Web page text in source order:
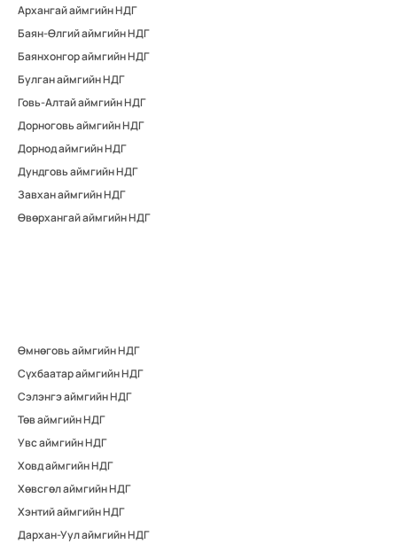
Архангай аймгийн НДГ
Баян-Өлгий аймгийн НДГ
Баянхонгор аймгийн НДГ
Булган аймгийн НДГ
Говь-Алтай аймгийн НДГ
Дорноговь аймгийн НДГ
Дорнод аймгийн НДГ
Дундговь аймгийн НДГ
Завхан аймгийн НДГ
Өвөрхангай аймгийн НДГ
Өмнөговь аймгийн НДГ
Сүхбаатар аймгийн НДГ
Сэлэнгэ аймгийн НДГ
Төв аймгийн НДГ
Увс аймгийн НДГ
Ховд аймгийн НДГ
Хөвсгөл аймгийн НДГ
Хэнтий аймгийн НДГ
Дархан-Уул аймгийн НДГ